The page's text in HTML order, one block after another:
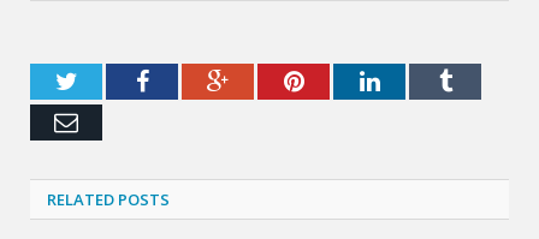
TwitterFacebookGoogle+PinterestLinkedInTumblr
Email
RELATED POSTS